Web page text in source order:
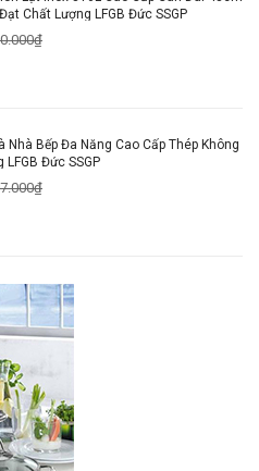
lượng.
không đúng mô tả.
từ nhà sản xuất.
#NồiHấp3Tầng
bỏ lỡ sản phẩm tuyệt vời
Chất Lượng LFGB Đức SSGP
Nhà Bếp Đa Năng Cao Cấp Thép Không
Đức SSGP